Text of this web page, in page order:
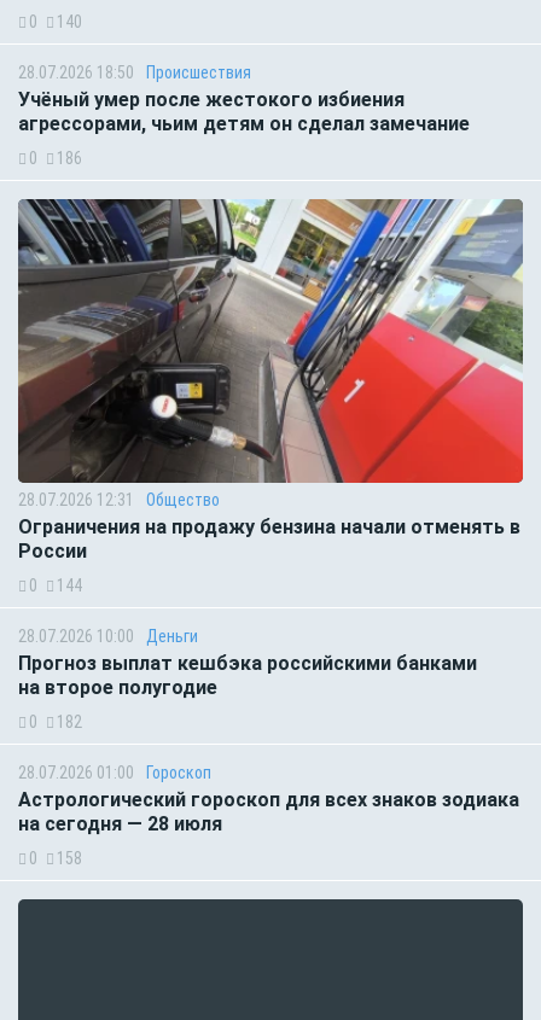
0 140
28.07.2026 18:50 Происшествия
Учёный умер после жестокого избиения
агрессорами, чьим детям он сделал замечание
0 186
28.07.2026 12:31 Общество
Ограничения на продажу бензина начали отменять в
России
0 144
28.07.2026 10:00 Деньги
Прогноз выплат кешбэка российскими банками
на второе полугодие
0 182
28.07.2026 01:00 Гороскоп
Астрологический гороскоп для всех знаков зодиака
на сегодня — 28 июля
0 158